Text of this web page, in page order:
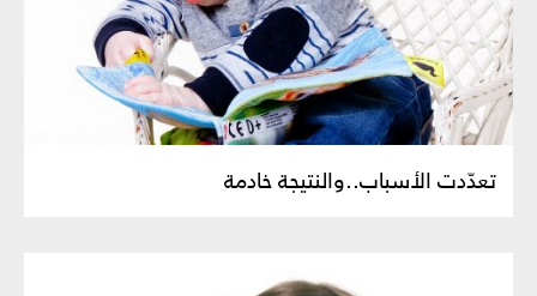
تعدّدت الأسباب..والنتيجة خادمة